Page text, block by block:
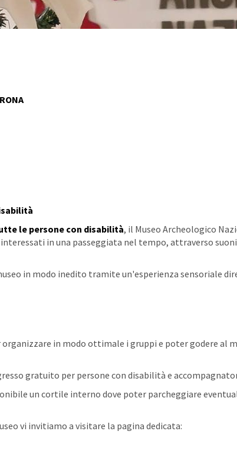
le persone con disabilità, il Museo Archeologico
in una passeggiata nel tempo, attraverso
in modo inedito tramite un'esperienza sensoriale
in modo ottimale i gruppi e poter godere al
gratuito per persone con disabilità e
un cortile interno dove poter parcheggiare
vi invitiamo a visitare la pagina dedicata: